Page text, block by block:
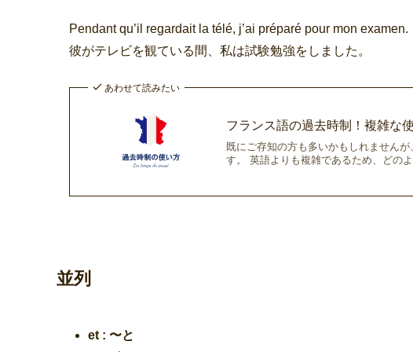
Pendant qu’il regardait la télé, j’ai préparé pour mon examen.
彼がテレビを観ている間、私は試験勉強をしました。
あわせて読みたい
フランス語の過去時制！複雑な
既にご存知の方も多いかもしれません
す。 英語よりも複雑であるため、どの
並列
et : 〜と